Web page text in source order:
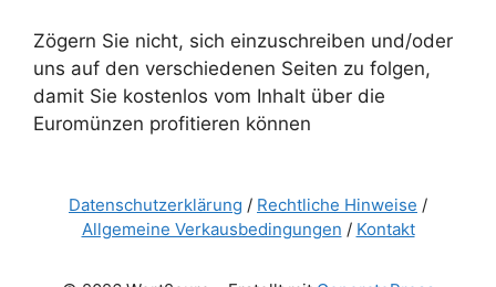
Zögern Sie nicht, sich einzuschreiben und/oder
uns auf den verschiedenen Seiten zu folgen,
damit Sie kostenlos vom Inhalt über die
Euromünzen profitieren können
Datenschutzerklärung / Rechtliche Hinweise /
Allgemeine Verkausbedingungen / Kontakt